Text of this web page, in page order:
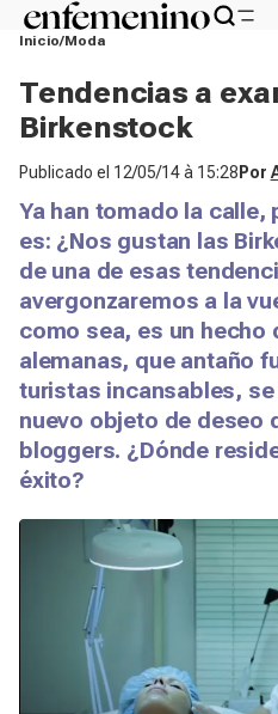
Inicio Moda
Tendencias a
Birkenstock
Publicado el 12/05/14 à 15:28 Por
Ya han tomado la calle,
es: ¿Nos gustan las
de una de esas
avergonzaremos a la
como sea, es un hecho
alemanas, que antaño
turistas incansables,
nuevo objeto de deseo
bloggers. ¿Dónde
éxito?